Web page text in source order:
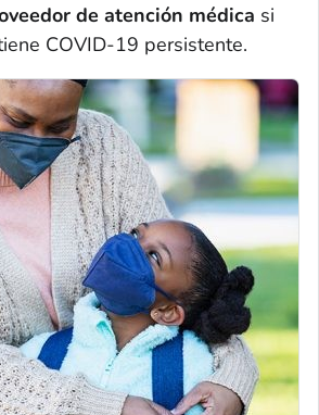
de atención médica si
COVID-19 persistente.